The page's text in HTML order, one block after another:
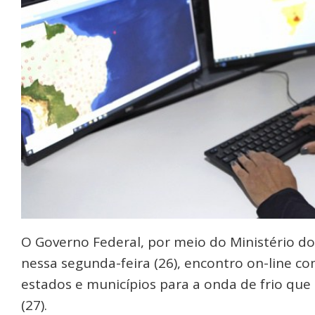
O Governo Federal, por meio do Ministério
nessa segunda-feira (26), encontro on-line
estados e municípios para a onda de frio que
(27).